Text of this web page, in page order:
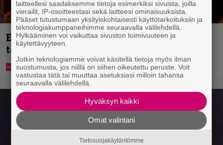
Eurojackpotista 80 000 euroa Suomeen –
tänne
laitteellesi saadaksemme tietoja esimerkiksi sivuista, joilla
vierailit, IP-osoitteestasi sekä laitteesi ominaisuuksista.
Pääset tutustumaan yksityiskohtaisesti käyttötarkoituksiin ja
teknologiakumppaneihimme seuraavalla välilehdellä.
Hylkääminen voi vaikuttaa sivuston toimivuuteen ja
käytettävyyteen.
Jotkin teknologiamme voivat käsitellä tietoja myös ilman
suostumusta, jos niillä on siihen oikeutettu peruste. Voit
vastustaa tätä tai muuttaa asetuksiasi milloin tahansa
seuraavalla välilehdellä.
Hyväksyn kaikki
Omat valintani
Tietosuojakäytäntömme